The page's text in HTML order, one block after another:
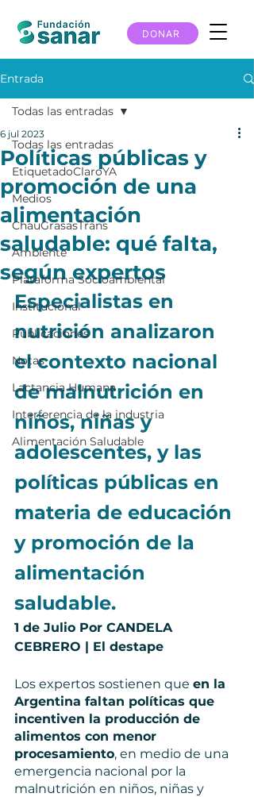
DONAR
Entrada
Todas las entradas
EtiquetadoClaroYA
Medios
ChauGrasasTrans
Ambiente
Plataforma Socioambiental
Institucional
Publicaciones
Notas
Lactancia Humana
Interferencia de la industria
Alimentación Saludable
Todas las entradas
Políticas públicas y
promoción de una
alimentación
saludable: qué falta,
según expertos
6 jul 2023
Especialistas en
nutrición analizaron
el contexto nacional
de malnutrición en
niños, niñas y
adolescentes, y las
políticas públicas en
materia de educación
y promoción de la
alimentación
saludable.
1 de Julio Por CANDELA
CEBRERO | El destape
Los expertos sostienen que en la
Argentina faltan políticas que
incentiven la producción de
alimentos con menor
procesamiento, en medio de una
emergencia nacional por la
malnutrición en niños, niñas y